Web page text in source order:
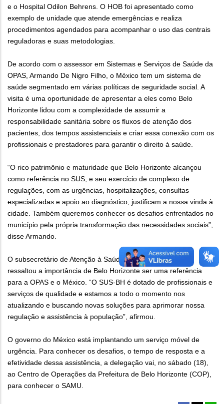
e o Hospital Odilon Behrens. O HOB foi apresentado como
exemplo de unidade que atende emergências e realiza
procedimentos agendados para acompanhar o uso das centrais
reguladoras e suas metodologias.
De acordo com o assessor em Sistemas e Serviços de Saúde da
OPAS, Armando De Nigro Filho, o México tem um sistema de
saúde segmentado em várias políticas de seguridade social. A
visita é uma oportunidade de apresentar a eles como Belo
Horizonte lidou com a complexidade de assumir a
responsabilidade sanitária sobre os fluxos de atenção dos
pacientes, dos tempos assistenciais e criar essa conexão com os
profissionais e prestadores para garantir o direito à saúde.
“O rico patrimônio e maturidade que Belo Horizonte alcançou
como referência no SUS, e seu exercício de complexo de
regulações, com as urgências, hospitalizações, consultas
especializadas e apoio ao diagnóstico, justificam a nossa vinda à
cidade. Também queremos conhecer os desafios enfrentados no
município pela própria transformação das necessidades sociais”,
disse Armando.
O subsecretário de Atenção à Saúde, André Luiz Menezes,
ressaltou a importância de Belo Horizonte ser uma referência
para a OPAS e o México. “O SUS-BH é dotado de profissionais e
serviços de qualidade e estamos a todo o momento nos
atualizando e buscando novas soluções para aprimorar nossa
regulação e assistência à população”, afirmou.
O governo do México está implantando um serviço móvel de
urgência. Para conhecer os desafios, o tempo de resposta e a
efetividade dessa assistência, a delegação vai, no sábado (18),
ao Centro de Operações da Prefeitura de Belo Horizonte (COP),
para conhecer o SAMU.